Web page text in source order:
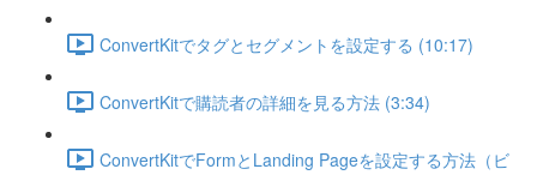
ConvertKitでタグとセグメントを設定する (10:17)
ConvertKitで購読者の詳細を見る方法 (3:34)
ConvertKitでFormとLanding Pageを設定する方法（ビ